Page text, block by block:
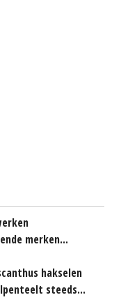
merken...
hakselen
steeds...